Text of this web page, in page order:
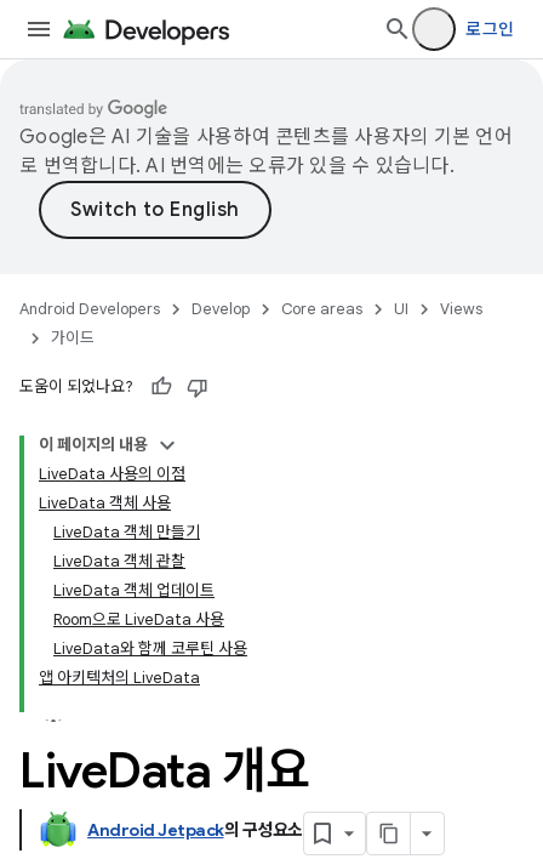
로그인
Google은 AI 기술을 사용하여 콘텐츠를 사용자의 기본 언어
로 번역합니다. AI 번역에는 오류가 있을 수 있습니다.
Android Developers Develop Core areas UI
Views
가이드
도움이 되었나요?
이 페이지의 내용
LiveData 사용의 이점
LiveData 객체 사용
LiveData 객체 만들기
LiveData 객체 관찰
LiveData 객체 업데이트
Room으로 LiveData 사용
LiveData와 함께 코루틴 사용
앱 아키텍처의 LiveData
LiveData 개요
Android Jetpack의 구성요소